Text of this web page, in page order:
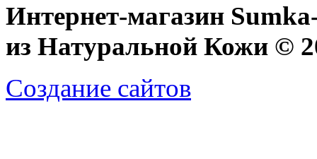
Интернет-магазин
из Натуральной Кожи ©
Создание сайтов